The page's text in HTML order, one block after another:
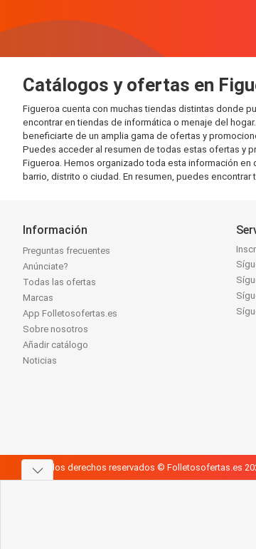
Catálogos y ofertas en
Figueroa cuenta con muchas tiendas distintas donde
encontrar en tiendas de informática o menaje del
beneficiarte de un amplia gama de ofertas y
Puedes acceder al resumen de todas estas ofertas y
Figueroa. Hemos organizado toda esta información
barrio, distrito o ciudad. En resumen, puedes
Información
Preguntas frecuentes
Anúnciate?
Todas las ofertas
Marcas
App Folletosofertas.es
Sobre nosotros
Añadir catálogo
Noticias
Todos los derechos reservados © Folletosofertas.es